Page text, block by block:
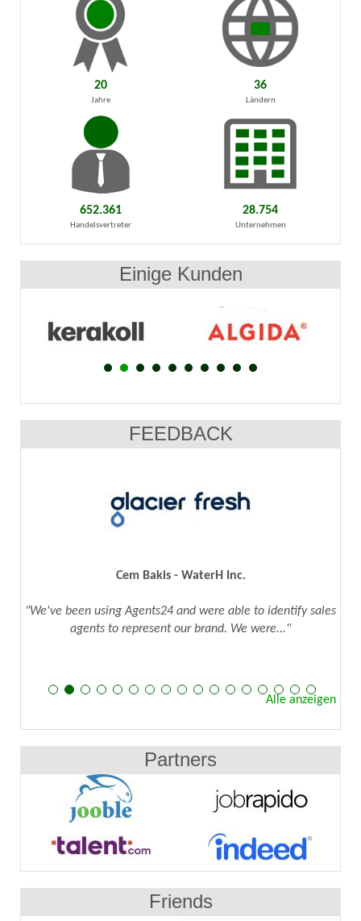
20
Jahre
36
Ländern
652.361
Handelsvertreter
28.754
Unternehmen
Einige Kunden
FEEDBACK
Cem Bakis - WaterH Inc.
"We've been using Agents24 and were able to identify sales
agents to represent our brand. We were..."
Alle anzeigen
Partners
Friends